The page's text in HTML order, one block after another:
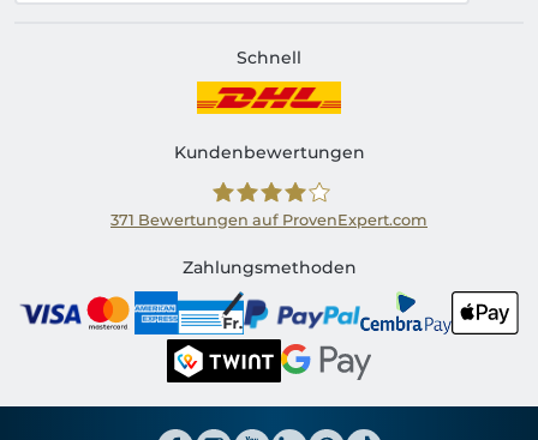
Schnell
Kundenbewertungen
Shirtinator CH
371 Bewertungen auf ProvenExpert.com
Zahlungsmethoden